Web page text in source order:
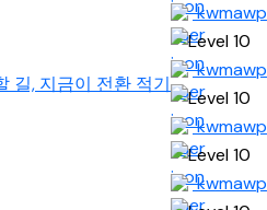
kwmawp
길, 지금이 전환 적기
kwmawp
kwmawp
kwmawp